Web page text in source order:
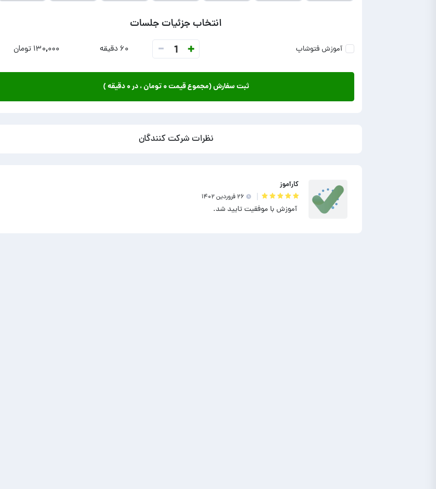
انتخاب جزئیات جلسات
آموزش فتوشاپ +
1
- ۶۰ دقیقه ۱۳۰,۰۰۰ تومان
ثبت سفارش (مجموع قیمت۰ تومان ، در۰ دقیقه )
نظرات شرکت کنندگان
کارآموز
۲۶ فروردين ۱۴۰۲
آموزش با موفقیت تایید شد.